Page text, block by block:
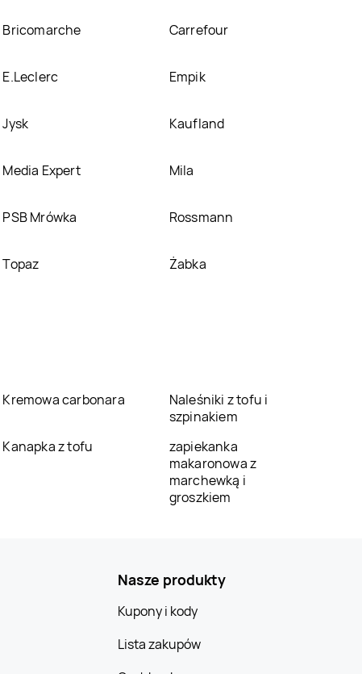
Bricomarche Carrefour
E.Leclerc Empik
Jysk Kaufland
Media Expert Mila
PSB Mrówka Rossmann
Topaz Żabka
Kremowa carbonara
Naleśniki z tofu i
szpinakiem
Kanapka z tofu
zapiekanka
makaronowa z
marchewką i
groszkiem
Nasze produkty
Kupony i kody
Lista zakupów